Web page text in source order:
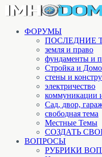
ФОРУМЫ
ПОСЛЕДНИЕ
земля и право
фундаменты и
Стройка и
стены и
электричество
коммуникации
Cад, двор,
свободная тема
Местные Темы
СОЗДАТЬ
ВОПРОСЫ
РУБРИКИ